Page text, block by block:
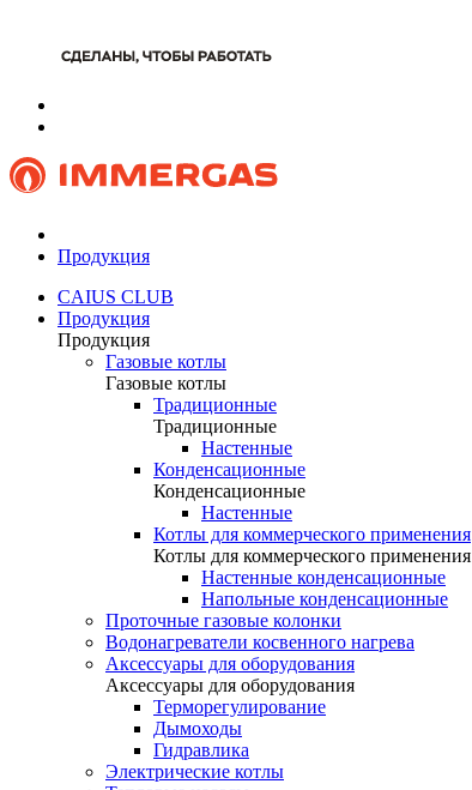
Продукция
CAIUS CLUB
Продукция
Продукция
Газовые котлы
Газовые котлы
Традиционные
Традиционные
Настенные
Конденсационные
Конденсационные
Настенные
Котлы для коммерческого применения
Котлы для коммерческого применения
Настенные конденсационные
Напольные конденсационные
Проточные газовые колонки
Водонагреватели косвенного нагрева
Аксессуары для оборудования
Аксессуары для оборудования
Терморегулирование
Дымоходы
Гидравлика
Электрические котлы